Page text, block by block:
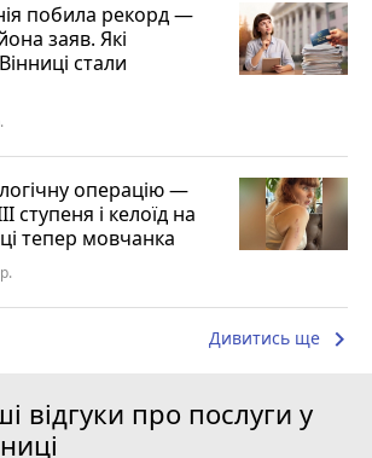
побила рекорд —
заяв. Які
стали
операцію —
ступеня і келоїд на
тепер мовчанка
Дивитись ще keyboard_arrow_right
відгуки про послуги у